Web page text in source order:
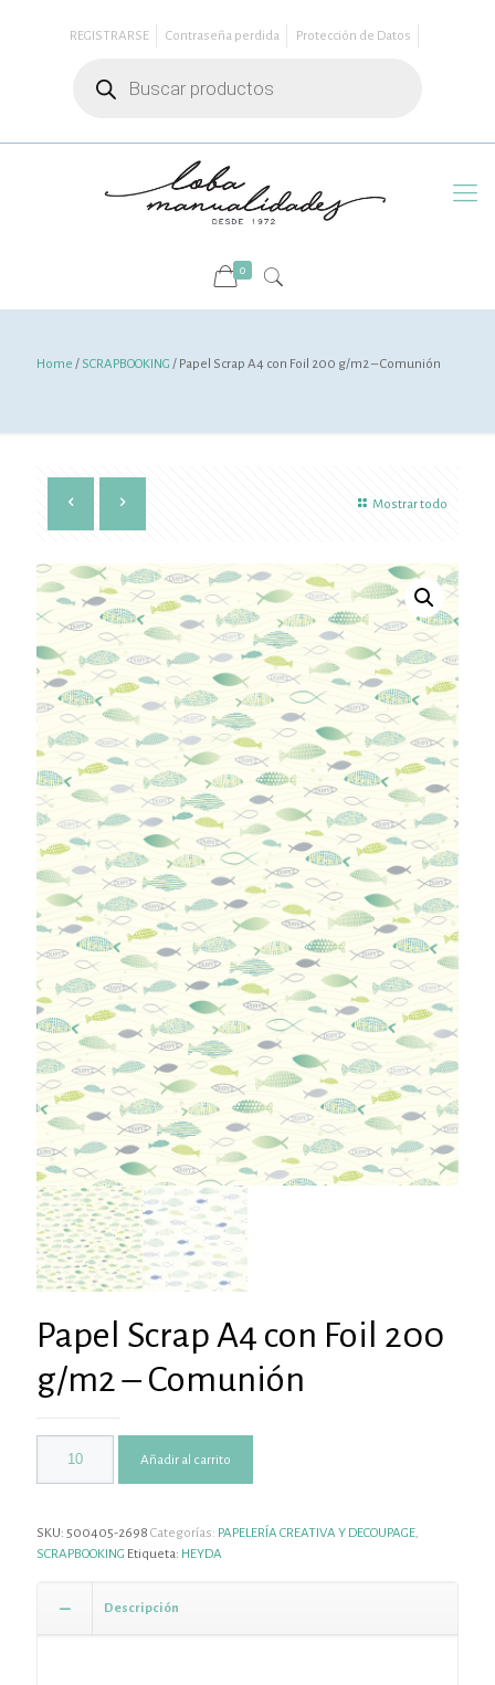
REGISTRARSE Contraseña perdida
Protección de Datos
productos
0
Home / SCRAPBOOKING / Papel Scrap A4 con Foil 200 g/m2 – Comunión
Mostrar todo
Papel Scrap A4 con Foil 200
g/m2 – Comunión
Añadir al carrito
SKU: 500405-2698 Categorías: PAPELERÍA CREATIVA Y DECOUPAGE,
SCRAPBOOKING Etiqueta: HEYDA
Descripción